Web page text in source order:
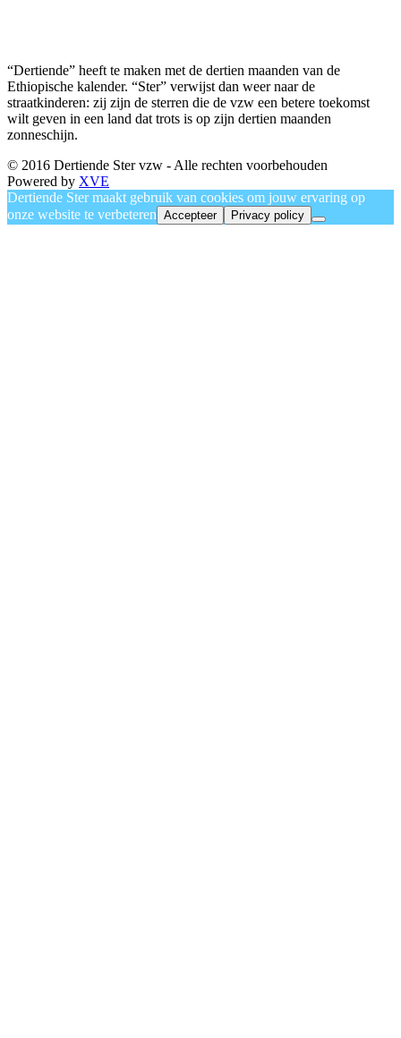
“Dertiende” heeft te maken met de dertien maanden van de
Ethiopische kalender. “Ster” verwijst dan weer naar de
straatkinderen: zij zijn de sterren die de vzw een betere toekomst
wilt geven in een land dat trots is op zijn dertien maanden
zonneschijn.
© 2016 Dertiende Ster vzw - Alle rechten voorbehouden
Powered by XVE
Dertiende Ster maakt gebruik van cookies om jouw ervaring op
onze website te verbeteren Accepteer Privacy policy